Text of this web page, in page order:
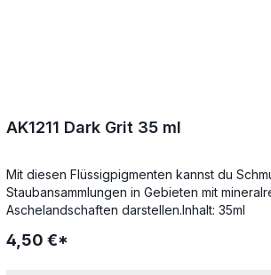
AK1211 Dark Grit 35 ml
Mit diesen Flüssigpigmenten kannst du
Staubansammlungen in Gebieten mit
Aschelandschaften darstellen.Inhalt: 35ml
4,50 €*